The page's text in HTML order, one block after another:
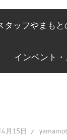
タッフやまも
インベント
月15日